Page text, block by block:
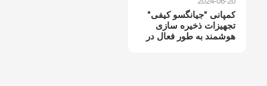
کمپانی "جیانگسو کیفی"
تجهیزات ذخیره سازی
هوشمند به طور فعال در